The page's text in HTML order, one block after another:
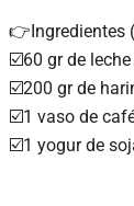
👉Ingredientes
☑️60 gr de
☑️200 gr de
☑️1 vaso de
☑️1 yogur de